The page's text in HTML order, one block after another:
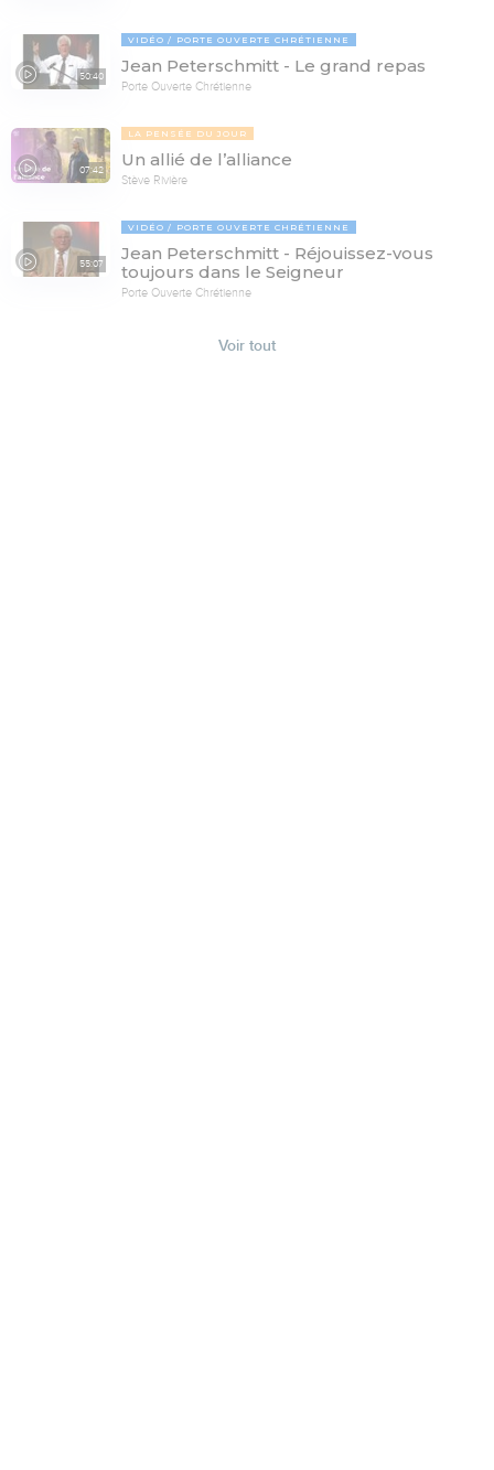
50:40
VIDÉO PORTE OUVERTE CHRÉTIENNE
Jean Peterschmitt - Le grand repas
Porte Ouverte Chrétienne
07:42
LA PENSÉE DU JOUR
Un allié de l’alliance
Stève Rivière
55:07
VIDÉO PORTE OUVERTE CHRÉTIENNE
Jean Peterschmitt - Réjouissez-vous
toujours dans le Seigneur
Porte Ouverte Chrétienne
Voir tout